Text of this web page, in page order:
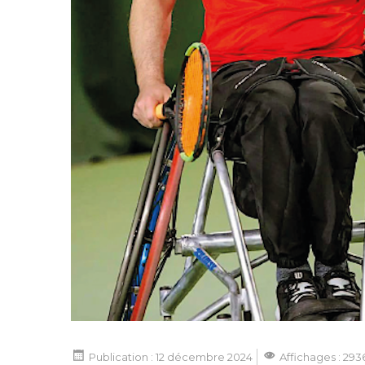
Publication : 12 décembre 2024 Affichages :